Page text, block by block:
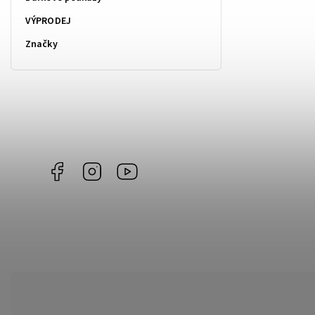
VÝPRODEJ
Značky
Facebook Instagram